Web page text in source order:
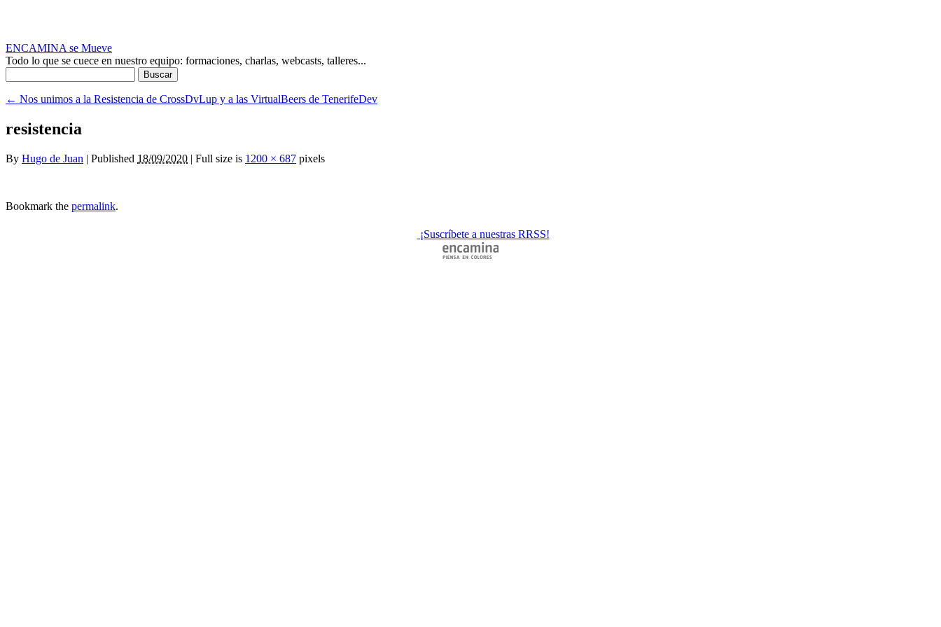
ENCAMINA se Mueve
Todo lo que se cuece en nuestro equipo: formaciones, charlas, webcasts, talleres...
← Nos unimos a la Resistencia de CrossDvLup y a las VirtualBeers de TenerifeDev
resistencia
By Hugo de Juan | Published 18/09/2020 | Full size is 1200 × 687 pixels
Bookmark the permalink.
¡Suscríbete a nuestras RRSS!